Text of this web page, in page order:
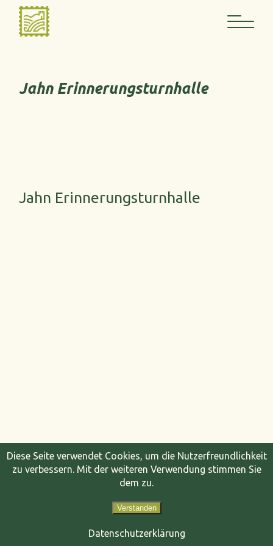
Springe
Inhalt
Jahn Erinnerungsturnhalle
Jahn Erinnerungsturnhalle
Diese Seite verwendet Cookies, um die Nutzerfreundlichkeit
zu verbessern. Mit der weiteren Verwendung stimmen Sie
dem zu.
Verstanden
Datenschutzerklärung